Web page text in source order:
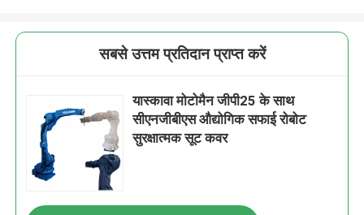
सबसे उत्तम प्रतिदान प्राप्त करें
यास्कावा मोटोमैन जीपी25 के साथ
सीएनजीबीएस औद्योगिक सफाई रोबोट
सुरक्षात्मक सूट कवर